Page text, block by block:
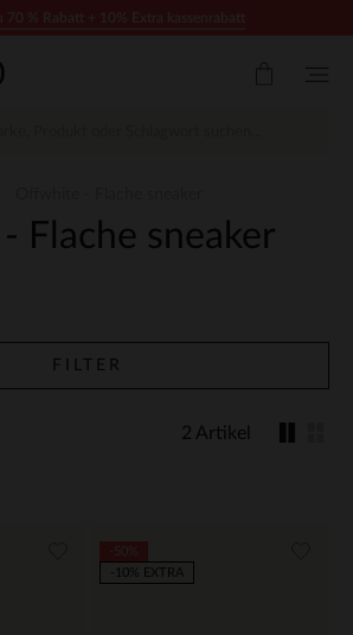
Flache sneaker
FILTER
2 Artikel
-10% EXTRA